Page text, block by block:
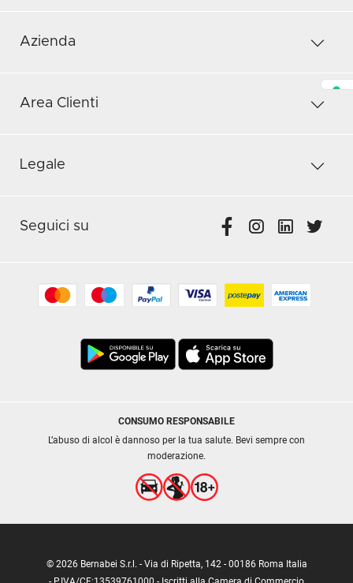
Azienda
Area Clienti
Legale
Seguici su
CONSUMO RESPONSABILE
L’abuso di alcol è dannoso per la tua salute. Bevi sempre con
moderazione.
© 2026 Bernabei S.r.l. - Via di Ripetta, 142 - 00186 Roma Italia